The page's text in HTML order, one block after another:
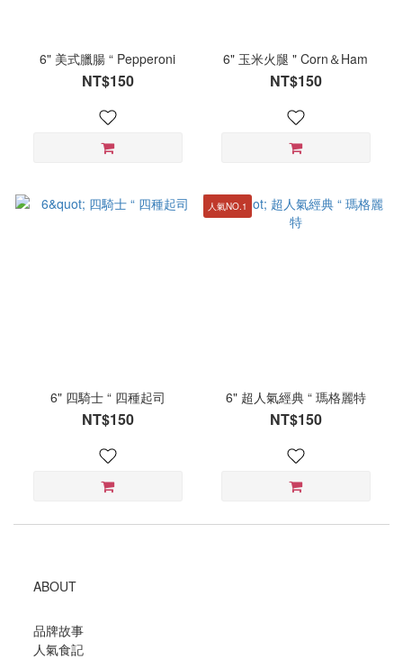
6" 美式臘腸 “ Pepperoni
NT$150
6" 玉米火腿 " Corn＆Ham
NT$150
6" 四騎士 “ 四種起司
NT$150
人氣NO.1
6" 超人氣經典 “ 瑪格麗特
NT$150
ABOUT
品牌故事
人氣食記